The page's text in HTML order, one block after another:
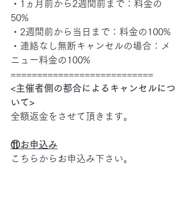
・1ヵ月前から2週間前まで：料金の
50%
・2週間前から当日まで：料金の100%
・連絡なし無断キャンセルの場合：メ
ニュー料金の100%
===========================
<主催者側の都合によるキャンセルにつ
いて>
全額返金をさせて頂きます。
⑪お申込み
こちらからお申込み下さい。